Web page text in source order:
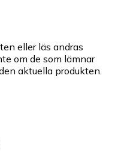
eller läs andras
om de som lämnar
aktuella produkten.